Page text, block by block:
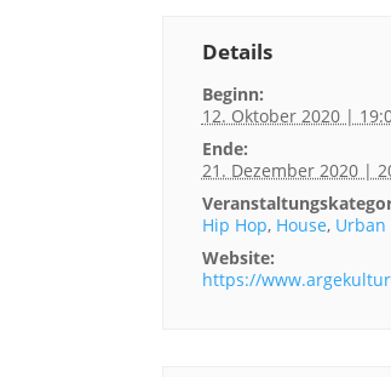
Details
Beginn:
12. Oktober 2020 |
Ende:
21. Dezember 2020 |
Hip Hop, House, Urban
Website:
https://